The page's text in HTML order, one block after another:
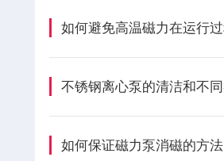
如何保证磁力泵消磁的方法